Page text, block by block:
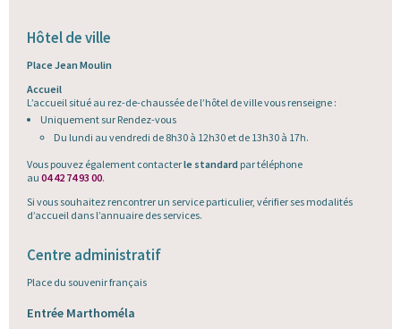
Hôtel de ville
Place Jean Moulin
Accueil
L’accueil situé au rez-de-chaussée de l’hôtel de ville vous renseigne :
Uniquement sur Rendez-vous
Du lundi au vendredi de 8h30 à 12h30 et de 13h30 à 17h.
Vous pouvez également contacterle standard par téléphone
au 04 42 74 93 00.
Si vous souhaitez rencontrer un service particulier, vérifier ses modalités
d’accueil dans l’annuaire des services.
Centre administratif
Place du souvenir français
Entrée Marthoméla